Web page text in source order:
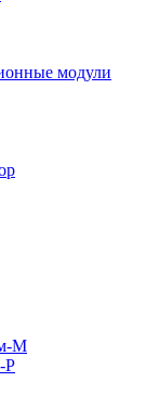
модули
М
Р